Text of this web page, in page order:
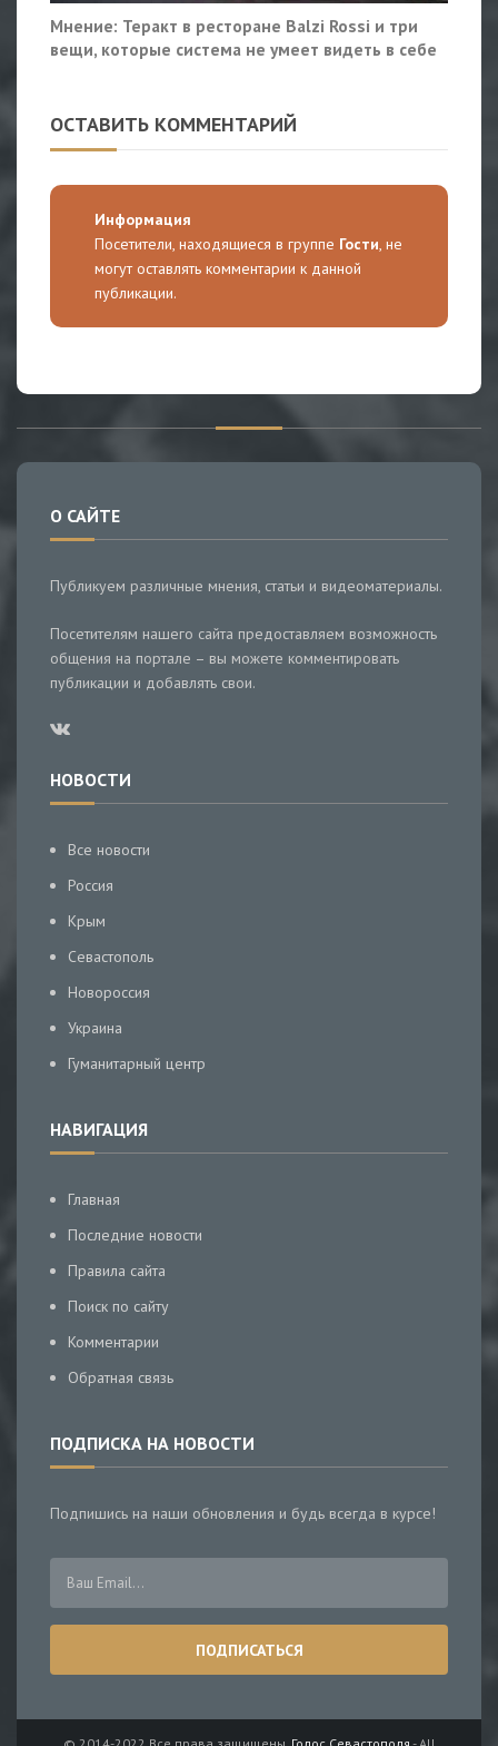
Мнение: Теракт в ресторане Balzi Rossi и три
вещи, которые система не умеет видеть в себе
ОСТАВИТЬ КОММЕНТАРИЙ
Информация
Посетители, находящиеся в группе Гости, не
могут оставлять комментарии к данной
публикации.
О САЙТЕ
Публикуем различные мнения, статьи и видеоматериалы.
Посетителям нашего сайта предоставляем возможность
общения на портале – вы можете комментировать
публикации и добавлять свои.
НОВОСТИ
Все новости
Россия
Крым
Севастополь
Новороссия
Украина
Гуманитарный центр
НАВИГАЦИЯ
Главная
Последние новости
Правила сайта
Поиск по сайту
Комментарии
Обратная связь
ПОДПИСКА НА НОВОСТИ
Подпишись на наши обновления и будь всегда в курсе!